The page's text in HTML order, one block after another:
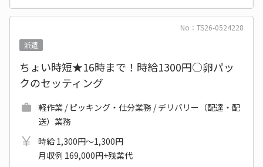
No：TS26-0524228
派遣
ちょい時短★16時まで！時給1300円○卵パッ
クのセッティング
軽作業 / ピッキング・仕分業務 / デリバリー（配達・配
送）業務
時給 1,300円～1,300円
月収例 169,000円+残業代